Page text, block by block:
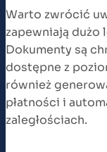
Warto zwrócić
zapewniają dużo
Dokumenty są
dostępne z
również
płatności i
zaległościach.